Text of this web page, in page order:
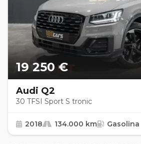
19 250 €
Audi Q2
30 TFSI Sport S tronic
2018 134.000 km Gasolina